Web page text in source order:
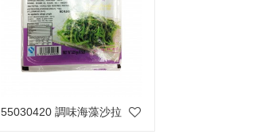
55030420 調味海藻沙拉